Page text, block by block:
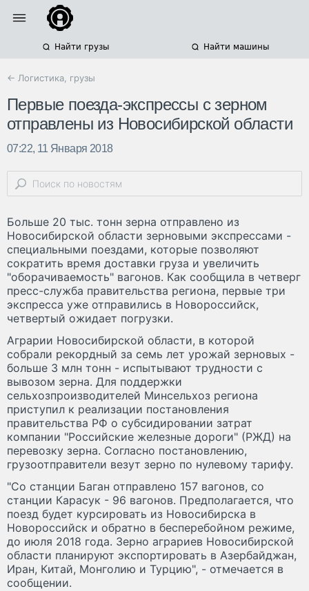
Найти грузы Найти машины
← Логистика, грузы
Первые поезда-экспрессы с зерном
отправлены из Новосибирской области
07:22, 11 Января 2018
Больше 20 тыс. тонн зерна отправлено из
Новосибирской области зерновыми экспрессами -
специальными поездами, которые позволяют
сократить время доставки груза и увеличить
"оборачиваемость" вагонов. Как сообщила в четверг
пресс-служба правительства региона, первые три
экспресса уже отправились в Новороссийск,
четвертый ожидает погрузки.
Аграрии Новосибирской области, в которой
собрали рекордный за семь лет урожай зерновых -
больше 3 млн тонн - испытывают трудности с
вывозом зерна. Для поддержки
сельхозпроизводителей Минсельхоз региона
приступил к реализации постановления
правительства РФ о субсидировании затрат
компании "Российские железные дороги" (РЖД) на
перевозку зерна. Согласно постановлению,
грузоотправители везут зерно по нулевому тарифу.
"Со станции Баган отправлено 157 вагонов, со
станции Карасук - 96 вагонов. Предполагается, что
поезд будет курсировать из Новосибирска в
Новороссийск и обратно в бесперебойном режиме,
до июля 2018 года. Зерно аграриев Новосибирской
области планируют экспортировать в Азербайджан,
Иран, Китай, Монголию и Турцию", - отмечается в
сообщении.